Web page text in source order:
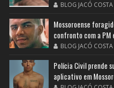
BLOG JACÓ COSTA
Mossoroense
confronto com a PM
BLOG JACÓ COSTA
Polícia Civil prende
aplicativo em